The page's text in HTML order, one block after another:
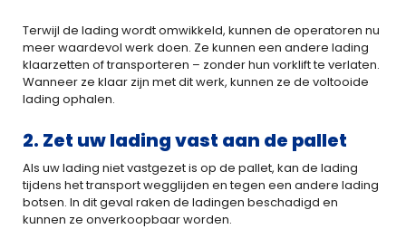
Terwijl de lading wordt omwikkeld, kunnen de operatoren nu
meer waardevol werk doen. Ze kunnen een andere lading
klaarzetten of transporteren – zonder hun vorklift te verlaten.
Wanneer ze klaar zijn met dit werk, kunnen ze de voltooide
lading ophalen.
2. Zet uw lading vast aan de pallet
Als uw lading niet vastgezet is op de pallet, kan de lading
tijdens het transport wegglijden en tegen een andere lading
botsen. In dit geval raken de ladingen beschadigd en
kunnen ze onverkoopbaar worden.